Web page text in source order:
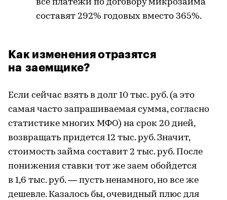
все платежи по договору микрозайма
составят 292% годовых вместо 365%.
Как изменения отразятся
на заемщике?
Если сейчас взять в долг 10 тыс. руб. (а это
самая часто запрашиваемая сумма, согласно
статистике многих МФО) на срок 20 дней,
возвращать придется 12 тыс. руб. Значит,
стоимость займа составит 2 тыс. руб. После
понижения ставки тот же заем обойдется
в 1,6 тыс. руб. — пусть ненамного, но все же
дешевле. Казалось бы, очевидный плюс для